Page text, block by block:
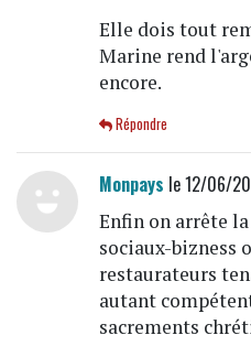
Elle dois tout
Marine rend
encore.
Répondre
Monpays le 12/06/
Enfin on arrête
sociaux-bizness
restaurateurs
autant
sacrements